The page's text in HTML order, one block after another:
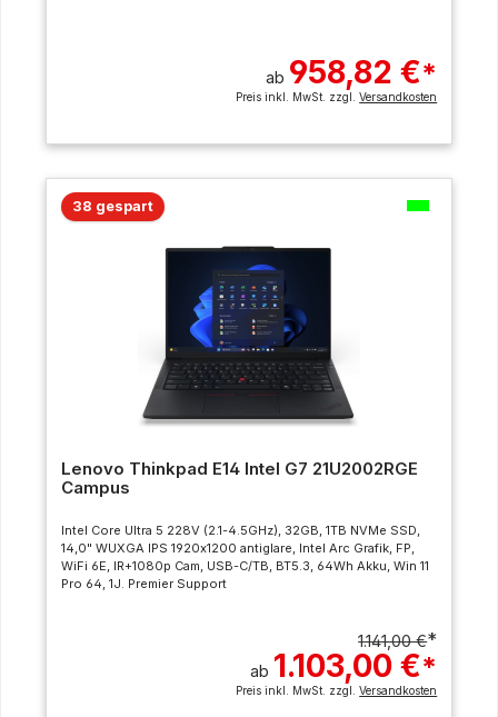
ab 958,82 €*
Preis inkl. MwSt. zzgl.Versandkosten
38 gespart
Lenovo Thinkpad E14 Intel G7 21U2002RGE
Campus
Intel Core Ultra 5 228V (2.1-4.5GHz), 32GB, 1TB NVMe SSD,
14,0" WUXGA IPS 1920x1200 antiglare, Intel Arc Grafik, FP,
WiFi 6E, IR+1080p Cam, USB-C/TB, BT5.3, 64Wh Akku, Win 11
Pro 64, 1J. Premier Support
1.141,00 €*
ab 1.103,00 €*
Preis inkl. MwSt. zzgl.Versandkosten